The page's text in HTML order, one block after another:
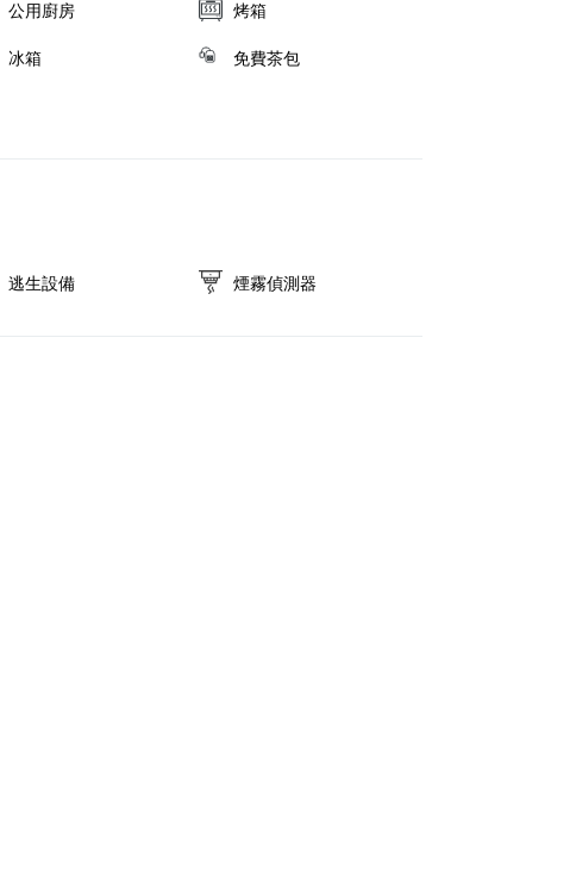
公用廚房 烤箱
冰箱 免費茶包
逃生設備 煙霧偵測器